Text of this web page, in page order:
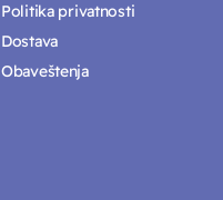
Politika privatnosti
Dostava
Obaveštenja